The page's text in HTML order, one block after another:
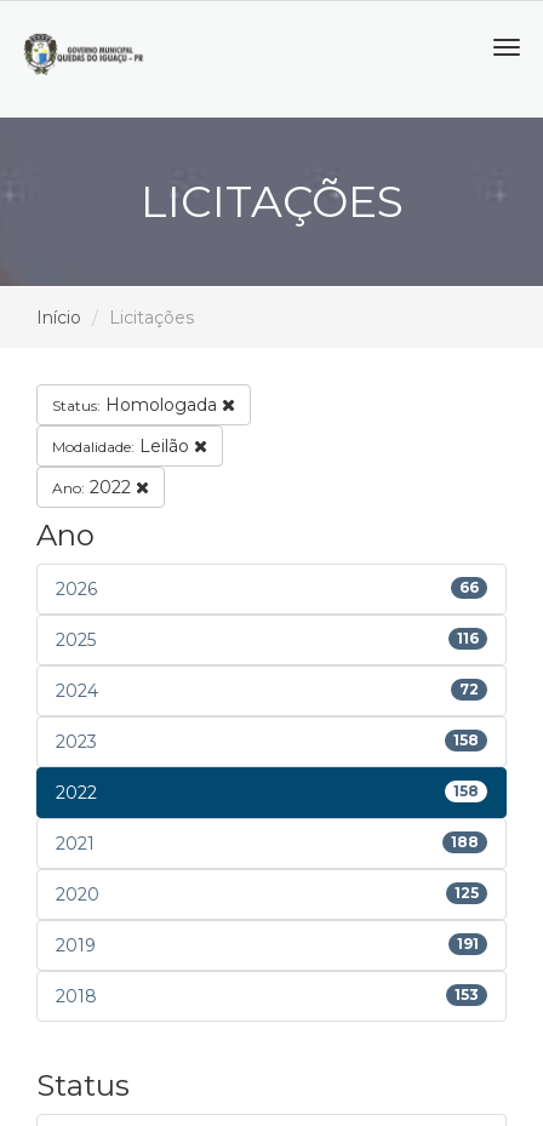
LICITAÇÕES
Início Licitações
Status: Homologada
Modalidade: Leilão
Ano: 2022
Ano
2026 66
2025 116
2024 72
2023 158
2022 158
2021 188
2020 125
2019 191
2018 153
Status